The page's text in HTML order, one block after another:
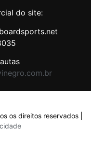
do site:
os direitos reservados |